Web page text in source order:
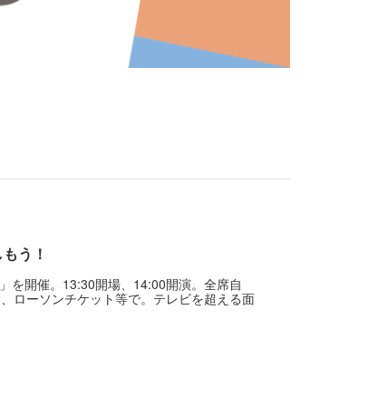
う！
開催。13:30開場、14:00開演。全席自
ローソンチケット等で。テレビを超える面